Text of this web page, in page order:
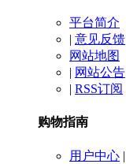
平台简介
| 意见反馈
网站地图
| 网站公告
| RSS订阅
购物指南
用户中心 |